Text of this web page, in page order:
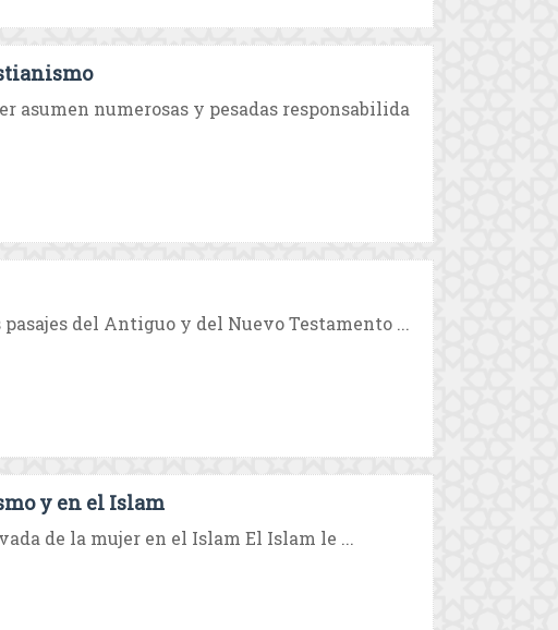
numerosas y pesadas responsabilida
del Antiguo y del Nuevo Testamento ...
y en el Islam
de la mujer en el Islam El Islam le ...